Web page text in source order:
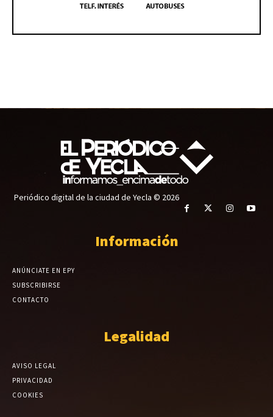
Periódico digital de la ciudad de Yecla © 2026
Información
ANÚNCIATE EN EPY
SUBSCRIBIRSE
CONTACTO
Legalidad
AVISO LEGAL
PRIVACIDAD
COOKIES